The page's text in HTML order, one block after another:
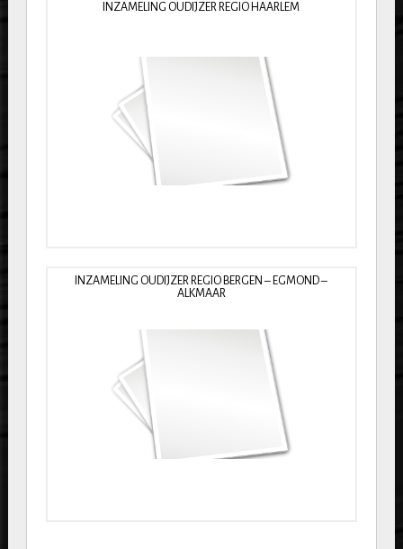
INZAMELING OUDIJZER REGIO HAARLEM
INZAMELING OUDIJZER REGIO BERGEN – EGMOND –
ALKMAAR